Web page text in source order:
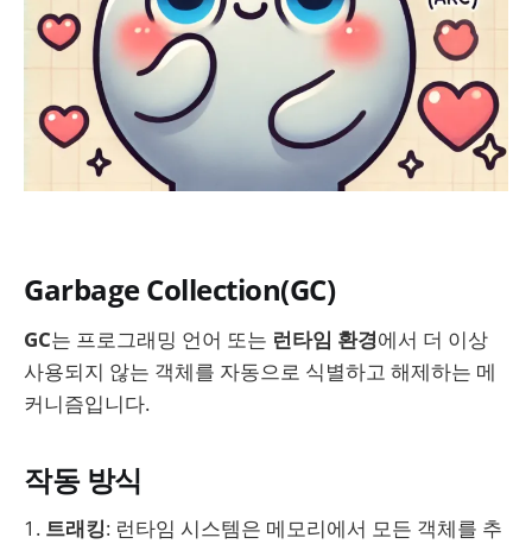
Garbage Collection(GC)
GC는 프로그래밍 언어 또는 런타임 환경에서 더 이상
사용되지 않는 객체를 자동으로 식별하고 해제하는 메
커니즘입니다.
작동 방식
1. 트래킹: 런타임 시스템은 메모리에서 모든 객체를 추